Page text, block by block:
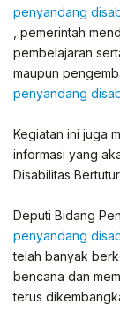
penyandang
, pemerintah
pembelajaran
maupun
penyandang
Kegiatan ini juga
informasi yang
Disabilitas
Deputi Bidang
penyandang
telah banyak
bencana dan
terus